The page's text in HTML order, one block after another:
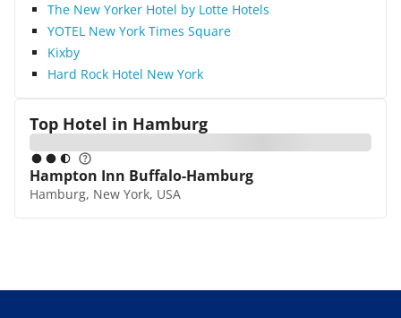
The New Yorker Hotel by Lotte Hotels
YOTEL New York Times Square
Kixby
Hard Rock Hotel New York
Top Hotel in Hamburg
Hampton Inn Buffalo-Hamburg
Hamburg, New York, USA